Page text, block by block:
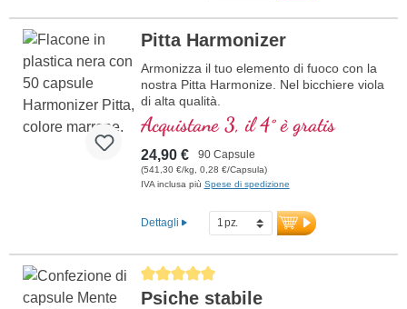
Pitta Harmonizer
Armonizza il tuo elemento di fuoco con la
nostra Pitta Harmonize. Nel bicchiere viola
di alta qualità.
Acquistane 3, il 4° è gratis
24,90 € 90 Capsule
(541,30 €/kg, 0,28 €/Capsula)
IVA inclusa più Spese di spedizione
Dettagli
Average rating of 5 out of 5 stars
Psiche stabile